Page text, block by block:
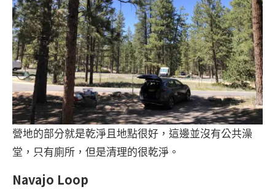
營地的部分就是乾淨且地點很好，這邊並沒有公共澡
堂，只有廁所，但是清理的很乾淨。
Navajo Loop